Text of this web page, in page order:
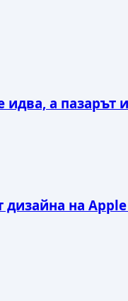
идва, а пазарът
на